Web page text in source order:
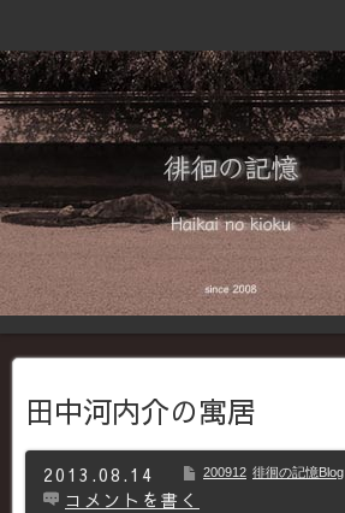
田中河内介の寓居
2013.08.14 200912 徘徊の記憶Blog
コメントを書く